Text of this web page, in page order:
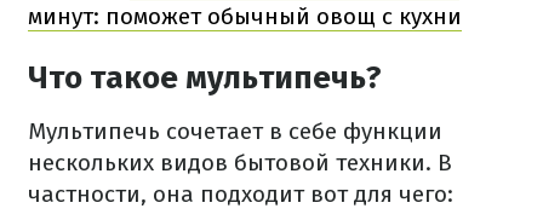
минут: поможет обычный овощ с кухни
Что такое мультипечь?
Мультипечь сочетает в себе функции
нескольких видов бытовой техники. В
частности, она подходит вот для чего: